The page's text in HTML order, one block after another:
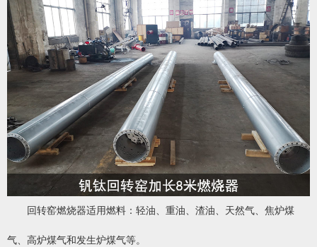
回转窑燃烧器适用燃料：轻油、重油、渣油、天然气、焦炉煤
气、高炉煤气和发生炉煤气等。